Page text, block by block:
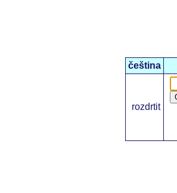
čeština
rozdrtit